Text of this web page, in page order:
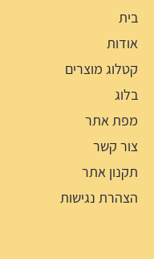
בית
אודות
קטלוג מוצרים
בלוג
מפת אתר
צור קשר
תקנון אתר
הצהרת נגישות